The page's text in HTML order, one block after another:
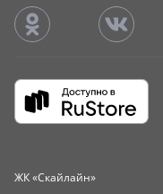
ЖК «Скайлайн»